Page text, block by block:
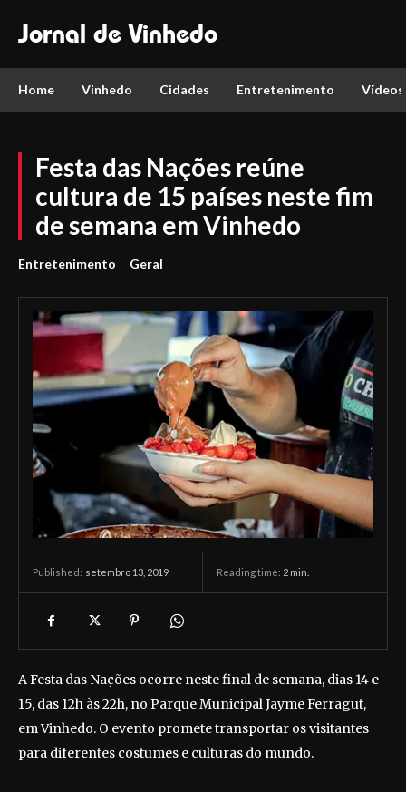
Jornal de Vinhedo
Home Vinhedo Cidades Entretenimento Vídeos
Festa das Nações reúne
cultura de 15 países neste fim
de semana em Vinhedo
Entretenimento Geral
Published: setembro 13, 2019 Reading time: 2 min.
A Festa das Nações ocorre neste final de semana, dias 14 e
15, das 12h às 22h, no Parque Municipal Jayme Ferragut,
em Vinhedo. O evento promete transportar os visitantes
para diferentes costumes e culturas do mundo.